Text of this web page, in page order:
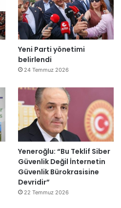
Yeni Parti yönetimi
belirlendi
24 Temmuz 2026
Yeneroğlu: “Bu Teklif Siber
Güvenlik Değil İnternetin
Güvenlik Bürokrasisine
Devridir”
22 Temmuz 2026